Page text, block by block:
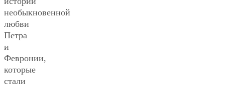
необыкновенной
любви
Петра
и
Февронии,
которые
стали